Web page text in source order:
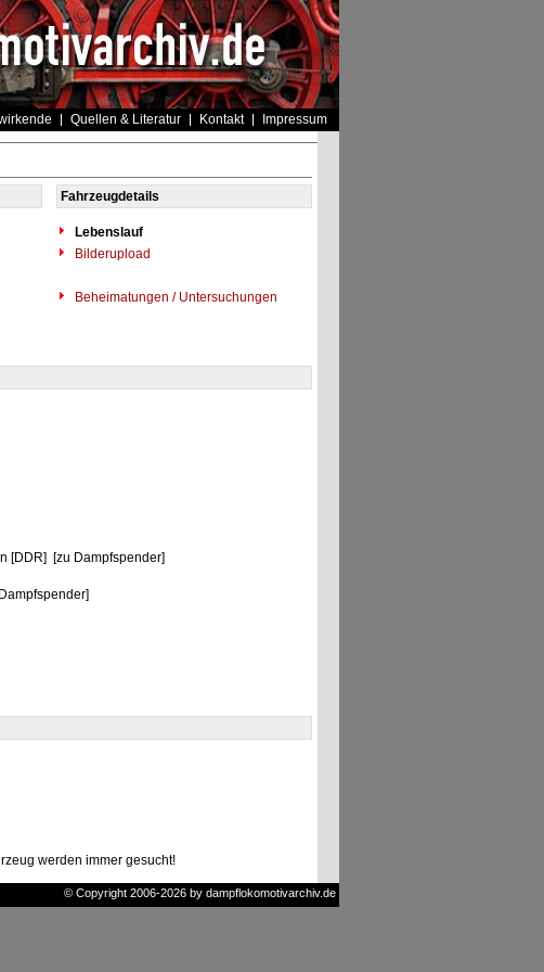
Quellen & Literatur Kontakt Impressum
Fahrzeugdetails
Lebenslauf
Bilderupload
Beheimatungen / Untersuchungen
[DDR] [zu Dampfspender]
werden immer gesucht!
© Copyright 2006-2026 by dampflokomotivarchiv.de